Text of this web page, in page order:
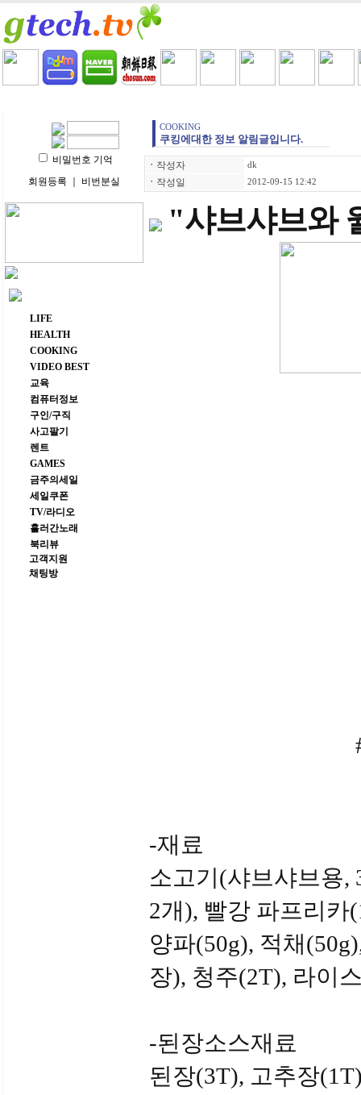
비밀번호 기억
회원등록
비번분실
주요 메뉴
LIFE
HEALTH
COOKING
VIDEO BEST
교육
컴퓨터정보
구인/구직
사고팔기
렌트
GAMES
금주의세일
세일쿠폰
TV/라디오
흘러간노래
북리뷰
고객지원
채팅방
COOKING
쿠킹에대한 정보 알림글입니다.
ㆍ 작성자 dk
ㆍ 작성일 2012-09-15 12:42
"샤브샤브와
-재료
소고기(샤브샤브용,
2개), 빨강 파프리카
양파(50g), 적채
장), 청주(2T), 라이
-된장소스재료
된장(3T), 고추장